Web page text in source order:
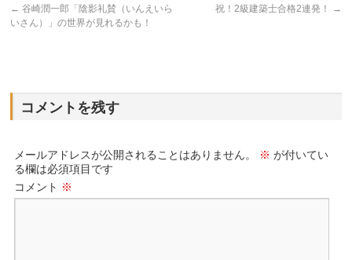
← 谷崎潤一郎「陰影礼賛（いんえいら
いさん）」の世界が見れるかも！
祝！2級建築士合格2連発！ →
コメントを残す
メールアドレスが公開されることはありません。 ※ が付いてい
る欄は必須項目です
コメント ※